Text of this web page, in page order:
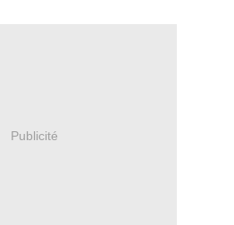
Publicité